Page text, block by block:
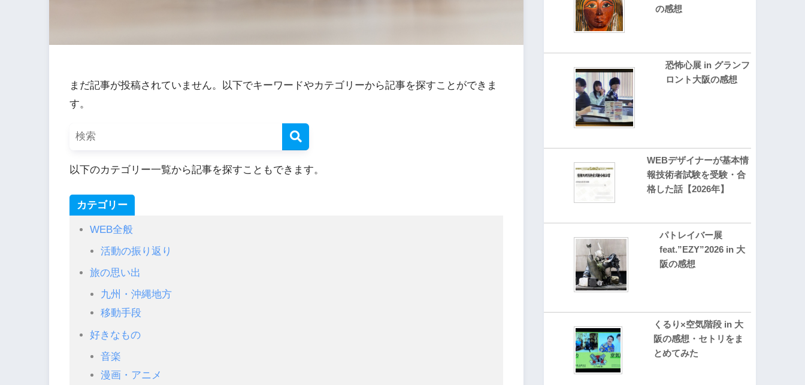
まだ記事が投稿されていません。以下でキーワードやカテゴリーから記事を探すことができま
す。
以下のカテゴリー一覧から記事を探すこともできます。
カテゴリー
WEB全般
活動の振り返り
旅の思い出
九州・沖縄地方
移動手段
好きなもの
音楽
漫画・アニメ
の感想
恐怖心展 in グランフ
ロント大阪の感想
WEBデザイナーが基本情
報技術者試験を受験・合
格した話【2026年】
パトレイバー展
feat.”EZY”2026 in 大
阪の感想
くるり×空気階段 in 大
阪の感想・セトリをま
とめてみた